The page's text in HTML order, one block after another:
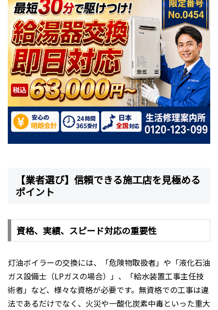
【業者選び】信頼できる施工店を見極める
ポイント
資格、実績、スピード対応の重要性
灯油ボイラーの交換には、「危険物取扱者」や「液化石油
ガス設備士（LPガスの場合）」、「給水装置工事主任技
術者」など、様々な資格が必要です。無資格での工事は違
法であるだけでなく、火災や一酸化炭素中毒といった重大